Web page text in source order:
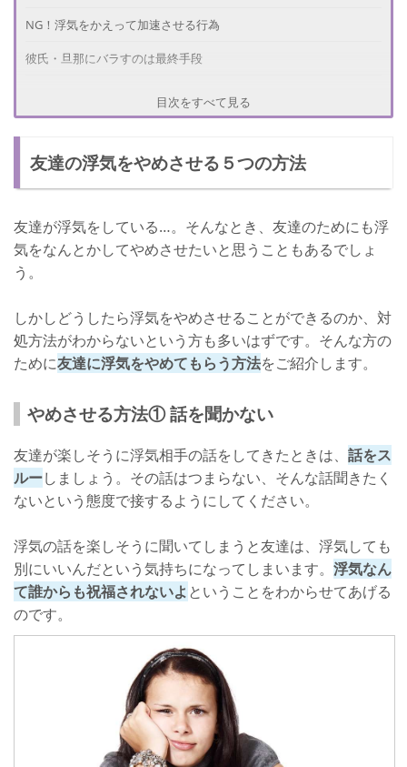
NG！浮気をかえって加速させる行為
彼氏・旦那にバラすのは最終手段
目次をすべて見る
友達の浮気をやめさせる５つの方法
友達が浮気をしている…。そんなとき、友達のためにも浮
気をなんとかしてやめさせたいと思うこともあるでしょ
う。
しかしどうしたら浮気をやめさせることができるのか、対
処方法がわからないという方も多いはずです。そんな方の
ために友達に浮気をやめてもらう方法をご紹介します。
やめさせる方法① 話を聞かない
友達が楽しそうに浮気相手の話をしてきたときは、 話をス
ルーしましょう。その話はつまらない、そんな話聞きたく
ないという態度で接するようにしてください。
浮気の話を楽しそうに聞いてしまうと友達は、浮気しても
別にいいんだという気持ちになってしまいます。 浮気なん
て誰からも祝福されないよということをわからせてあげる
のです。